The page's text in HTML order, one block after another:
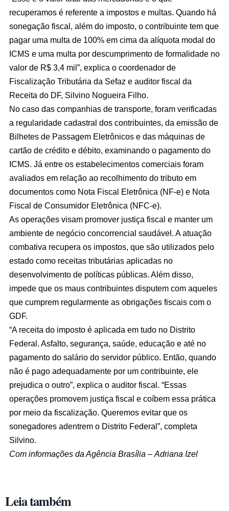
recuperamos é referente a impostos e multas. Quando há
sonegação fiscal, além do imposto, o contribuinte tem que
pagar uma multa de 100% em cima da alíquota modal do
ICMS e uma multa por descumprimento de formalidade no
valor de R$ 3,4 mil”, explica o coordenador de
Fiscalização Tributária da Sefaz e auditor fiscal da
Receita do DF, Silvino Nogueira Filho.
No caso das companhias de transporte, foram verificadas
a regularidade cadastral dos contribuintes, da emissão de
Bilhetes de Passagem Eletrônicos e das máquinas de
cartão de crédito e débito, examinando o pagamento do
ICMS. Já entre os estabelecimentos comerciais foram
avaliados em relação ao recolhimento do tributo em
documentos como Nota Fiscal Eletrônica (NF-e) e Nota
Fiscal de Consumidor Eletrônica (NFC-e).
As operações visam promover justiça fiscal e manter um
ambiente de negócio concorrencial saudável. A atuação
combativa recupera os impostos, que são utilizados pelo
estado como receitas tributárias aplicadas no
desenvolvimento de políticas públicas. Além disso,
impede que os maus contribuintes disputem com aqueles
que cumprem regularmente as obrigações fiscais com o
GDF.
“A receita do imposto é aplicada em tudo no Distrito
Federal. Asfalto, segurança, saúde, educação e até no
pagamento do salário do servidor público. Então, quando
não é pago adequadamente por um contribuinte, ele
prejudica o outro”, explica o auditor fiscal. “Essas
operações promovem justiça fiscal e coíbem essa prática
por meio da fiscalização. Queremos evitar que os
sonegadores adentrem o Distrito Federal”, completa
Silvino.
Com informações da Agência Brasília – Adriana Izel
Leia também